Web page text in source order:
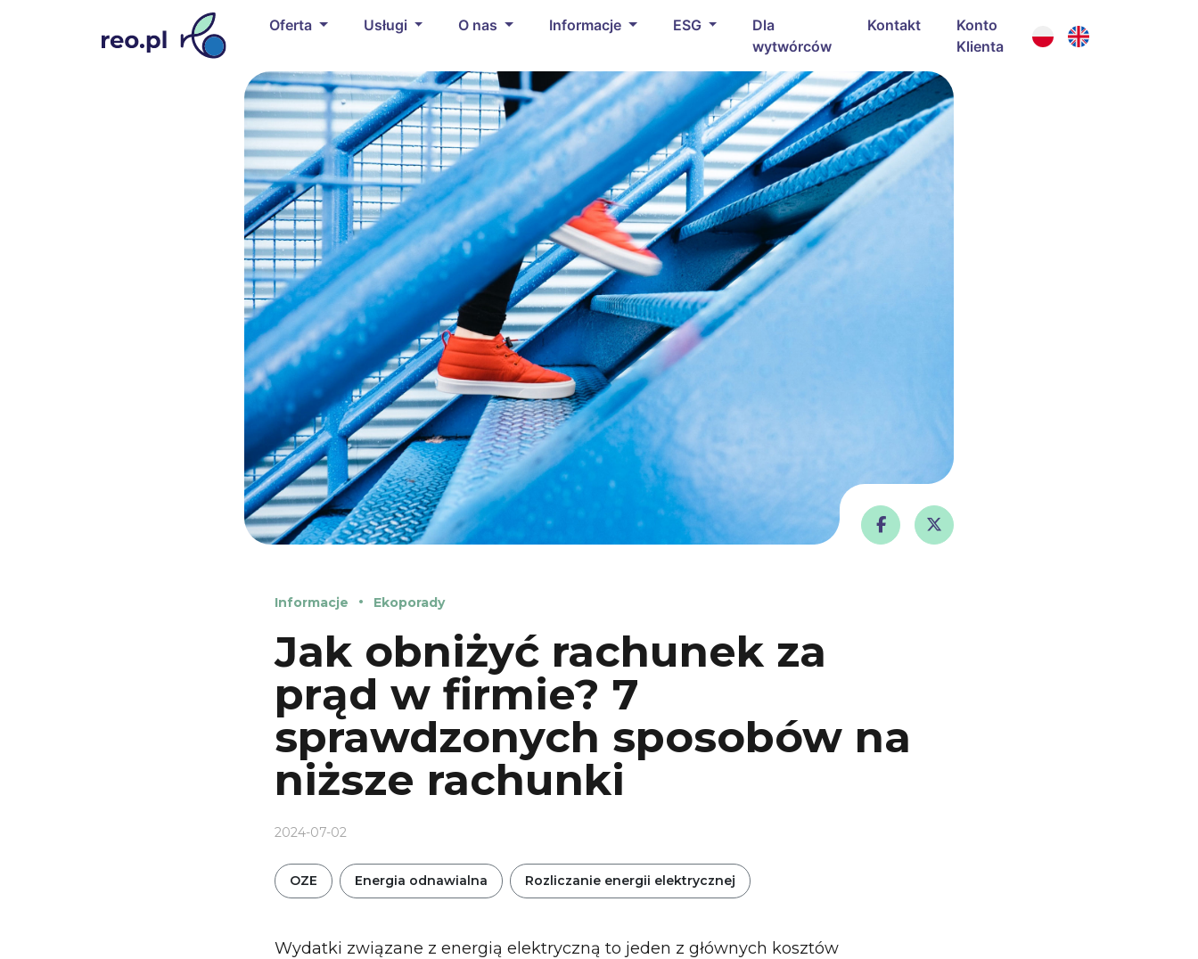
Oferta Usługi O nas Informacje ESG
Dla
wytwórców
Kontakt
Konto
Klienta
Informacje Ekoporady
Jak obniżyć rachunek za
prąd w firmie? 7
sprawdzonych sposobów na
niższe rachunki
2024-07-02
OZE Energia odnawialna Rozliczanie energii elektrycznej
Wydatki związane z energią elektryczną to jeden z głównych kosztów